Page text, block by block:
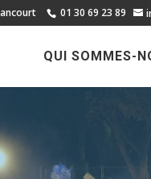
01 30 69 23 89
QUI SOMMES-